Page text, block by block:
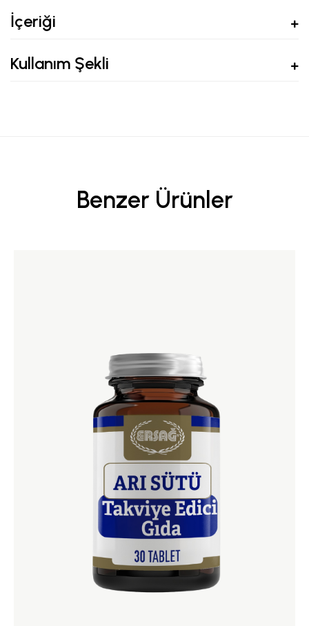
İçeriği
Kullanım Şekli
Benzer Ürünler